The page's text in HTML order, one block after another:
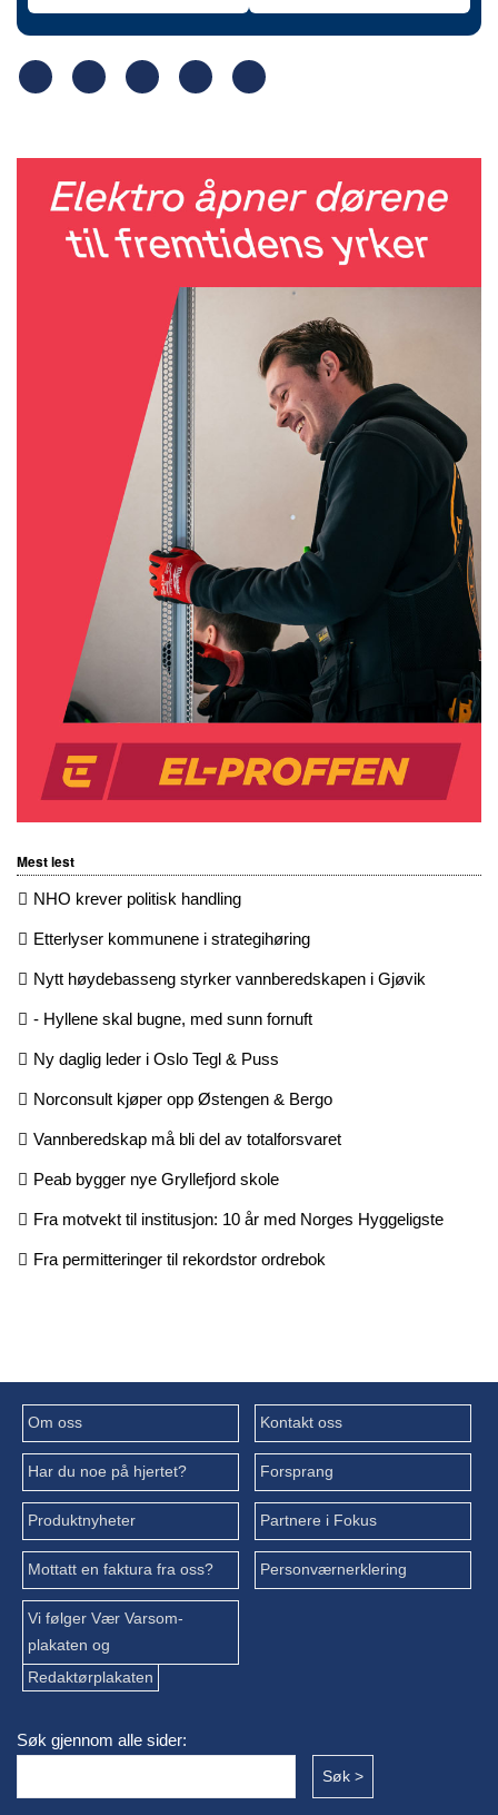
Mest lest
NHO krever politisk handling
Etterlyser kommunene i strategihøring
Nytt høydebasseng styrker vannberedskapen i Gjøvik
- Hyllene skal bugne, med sunn fornuft
Ny daglig leder i Oslo Tegl & Puss
Norconsult kjøper opp Østengen & Bergo
Vannberedskap må bli del av totalforsvaret
Peab bygger nye Gryllefjord skole
Fra motvekt til institusjon: 10 år med Norges Hyggeligste
Fra permitteringer til rekordstor ordrebok
Om oss Kontakt oss
Har du noe på hjertet? Forsprang
Produktnyheter Partnere i Fokus
Mottatt en faktura fra oss? Personværnerklering
Vi følger Vær Varsom-
plakaten og
Redaktørplakaten
Søk gjennom alle sider: